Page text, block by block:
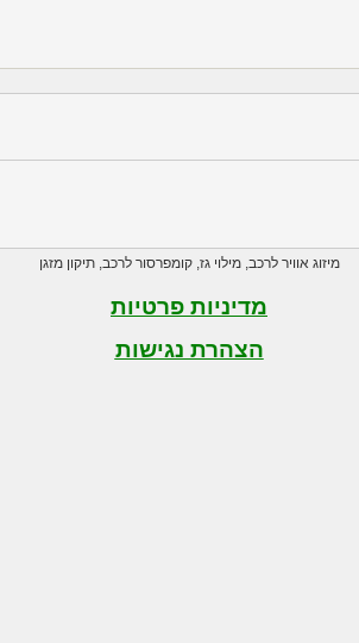
מיזוג אוויר לרכב,מילוי גז,קומפרסור לרכב,תיקון מזגן
מדיניות פרטיות
הצהרת נגישות